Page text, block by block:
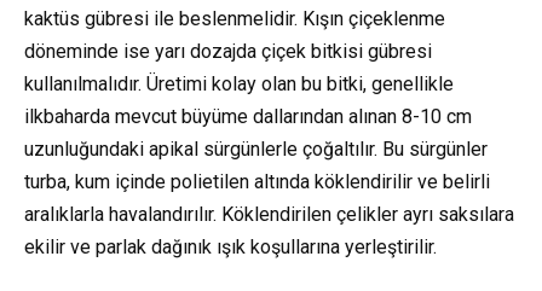
kaktüs gübresi ile beslenmelidir. Kışın çiçeklenme
döneminde ise yarı dozajda çiçek bitkisi gübresi
kullanılmalıdır. Üretimi kolay olan bu bitki, genellikle
ilkbaharda mevcut büyüme dallarından alınan 8-10 cm
uzunluğundaki apikal sürgünlerle çoğaltılır. Bu sürgünler
turba, kum içinde polietilen altında köklendirilir ve belirli
aralıklarla havalandırılır. Köklendirilen çelikler ayrı saksılara
ekilir ve parlak dağınık ışık koşullarına yerleştirilir.